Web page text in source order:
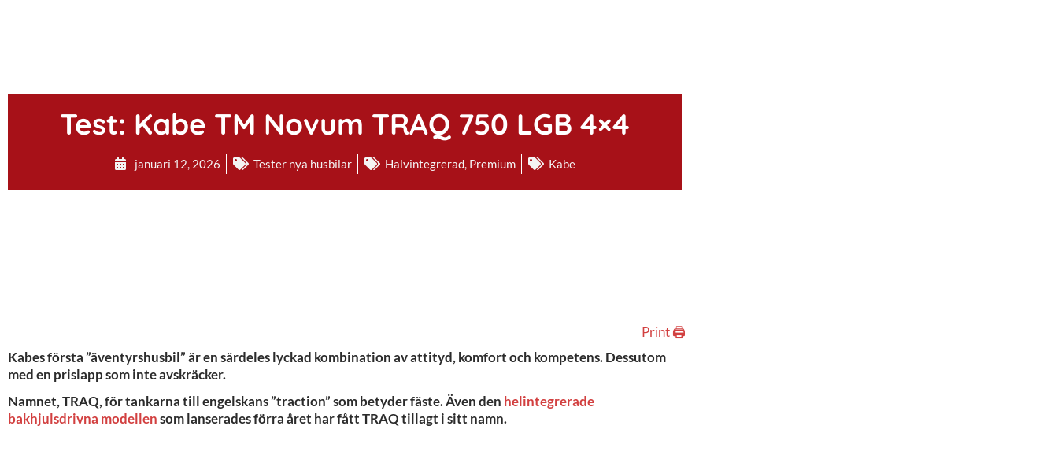
Test: Kabe TM Novum TRAQ 750 LGB 4×4
januari 12, 2026 Tester nya husbilar Halvintegrerad, Premium Kabe
Print 🖨
Kabes första ”äventyrshusbil” är en särdeles lyckad kombination av attityd, komfort och kompetens. Dessutom
med en prislapp som inte avskräcker.
Namnet, TRAQ, för tankarna till engelskans ”traction” som betyder fäste. Även den helintegrerade
bakhjulsdrivna modellensom lanserades förra året har fått TRAQ tillagt i sitt namn.